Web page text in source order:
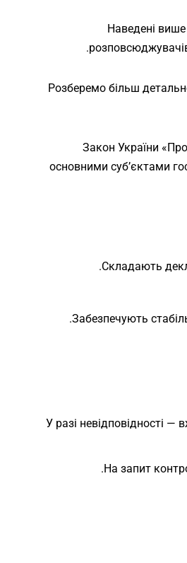
Наведені
Розберемо більш
Закон України
основними суб’єктами
Складають
Забезпечують
У разі невідповідності
На запит